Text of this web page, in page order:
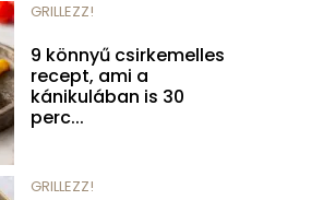
GRILLEZZ!
9 könnyű csirkemelles
recept, ami a
kánikulában is 30
perc...
GRILLEZZ!